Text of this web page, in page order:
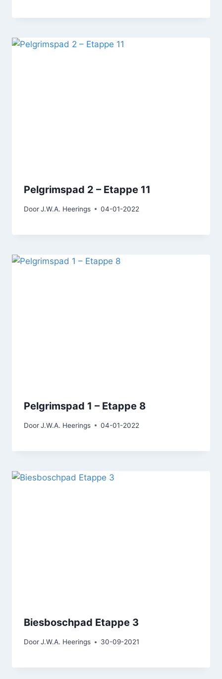
Pelgrimspad 2 – Etappe 11
DoorJ.W.A. Heerings 04-01-2022
Pelgrimspad 1 – Etappe 8
DoorJ.W.A. Heerings 04-01-2022
Biesboschpad Etappe 3
DoorJ.W.A. Heerings 30-09-2021